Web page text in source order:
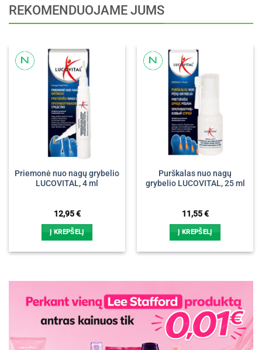
REKOMENDUOJAME JUMS
Priemonė nuo nagų grybelio
LUCOVITAL, 4 ml
12,95€
Į KREPŠELĮ
Purškalas nuo nagų
grybelio LUCOVITAL, 25 ml
11,55€
Į KREPŠELĮ